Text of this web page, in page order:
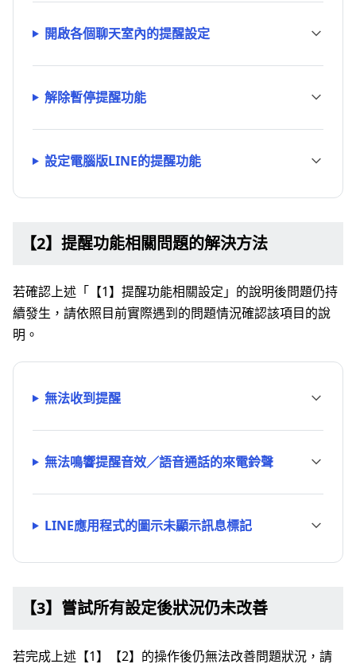
開啟各個聊天室內的提醒設定
解除暫停提醒功能
設定電腦版LINE的提醒功能
【2】提醒功能相關問題的解決方法
若確認上述「【1】提醒功能相關設定」的說明後問題仍持
續發生，請依照目前實際遇到的問題情況確認該項目的說
明。
無法收到提醒
無法鳴響提醒音效／語音通話的來電鈴聲
LINE應用程式的圖示未顯示訊息標記
【3】嘗試所有設定後狀況仍未改善
若完成上述【1】【2】的操作後仍無法改善問題狀況，請